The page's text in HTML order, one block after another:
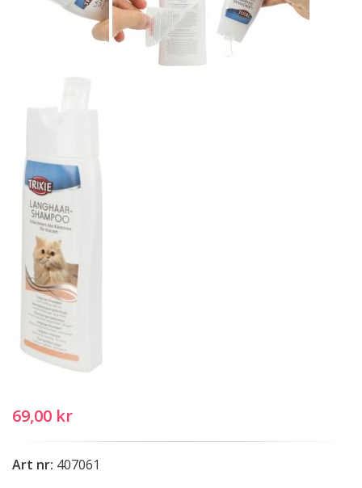
69,00 kr
Art nr: 407061